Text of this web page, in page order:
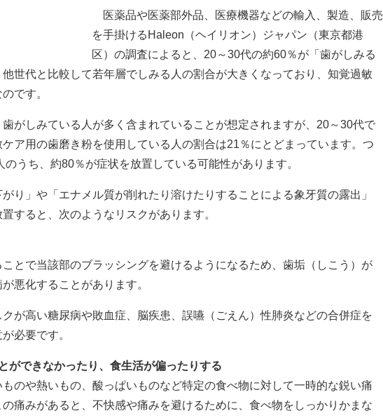
医薬品や医薬部外品、医療機器などの輸入、製造、販売
を手掛けるHaleon（ヘイリオン）ジャパン（東京都港
区）の調査によると、20～30代の約60％が「歯がしみる
世代と比較して若年層でしみる人の割合が大きくなっており、知覚過敏
です。
がしみている人が多く含まれていることが想定されますが、20～30代で
ア用の歯磨き粉を使用している人の割合は21％にとどまっています。つ
うち、約80％が症状を放置している可能性があります。
り」や「エナメル質が削れたり溶けたりすることによる象牙質の露出」
すると、次のようなリスクがあります。
とで当該部のブラッシングを避けるようになるため、歯垢（しこう）が
悪化することがあります。
が高い糖尿病や敗血症、脳疾患、誤嚥（ごえん）性肺炎などの合併症を
必要です。
ができなかったり、食生活が偏ったりする
のや熱いもの、酸っぱいものなど特定の食べ物に対して一時的な鋭い痛
痛みがあると、不快感や痛みを避けるために、食べ物をしっかりかまな